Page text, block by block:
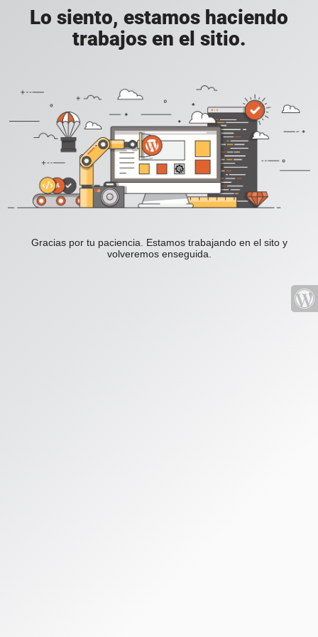
Lo siento, estamos haciendo
trabajos en el sitio.
Gracias por tu paciencia. Estamos trabajando en el sito y
volveremos enseguida.